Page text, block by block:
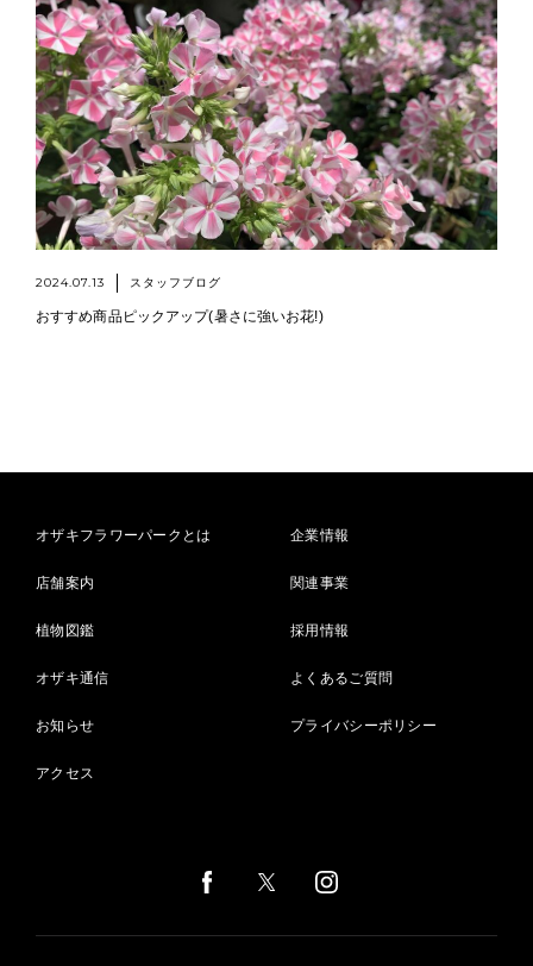
2024.07.13 スタッフブログ
おすすめ商品ピックアップ(暑さに強いお花!)
オザキフラワーパークとは
店舗案内
植物図鑑
オザキ通信
お知らせ
アクセス
企業情報
関連事業
採用情報
よくあるご質問
プライバシーポリシー